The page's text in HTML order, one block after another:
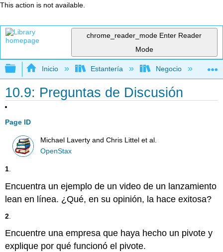
This action is not available.
chrome_reader_mode Enter Reader
Mode
Expandir/contraer jerarquía global
Inicio Estantería Negocio
10.9: Preguntas de Discusión
Page ID
Michael Laverty and Chris Littel et al.
OpenStax
1
Encuentra un ejemplo de un video de un lanzamiento
lean en línea. ¿Qué, en su opinión, la hace exitosa?
2
Encuentre una empresa que haya hecho un pivote y
explique por qué funcionó el pivote.